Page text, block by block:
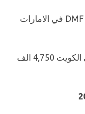
كما تأتى سعر السيارات DMF X 7 2019 في الامارات
ويعد سعر سيارة اكس 7 2019 في الكويت 4,750 الف